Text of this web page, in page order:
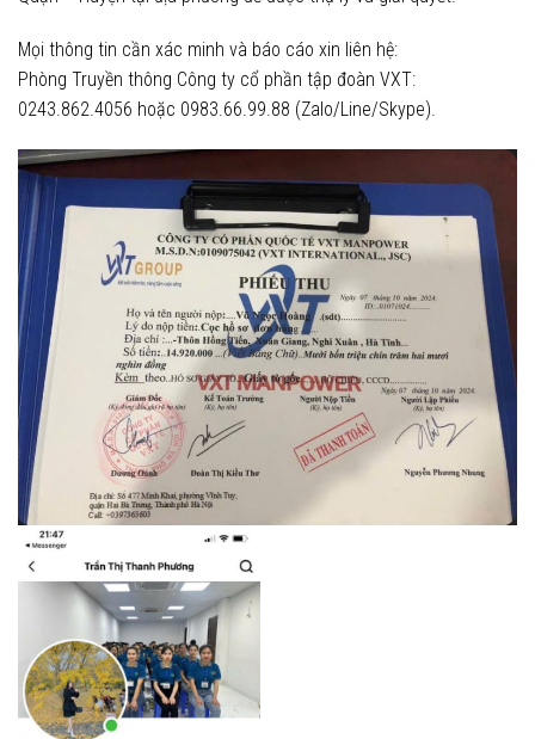
Mọi thông tin cần xác minh và báo cáo xin liên hệ:
Phòng Truyền thông Công ty cổ phần tập đoàn VXT:
0243.862.4056 hoặc 0983.66.99.88 (Zalo/Line/Skype).